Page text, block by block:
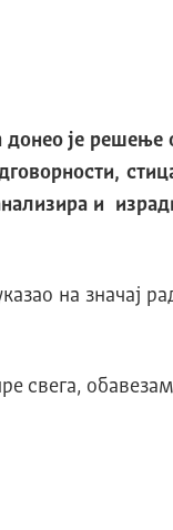
је
и
на значај
свега,